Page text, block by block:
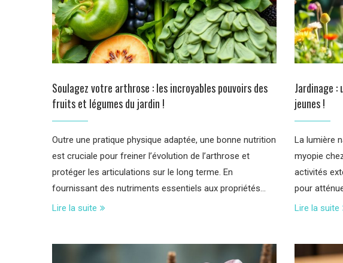
Soulagez votre arthrose : les incroyables pouvoirs des
fruits et légumes du jardin !
Outre une pratique physique adaptée, une bonne nutrition
est cruciale pour freiner l’évolution de l’arthrose et
protéger les articulations sur le long terme. En
fournissant des nutriments essentiels aux propriétés…
Lire la suite
Jardinage :
jeunes !
La lumière
myopie
activités
pour
Lire la suite